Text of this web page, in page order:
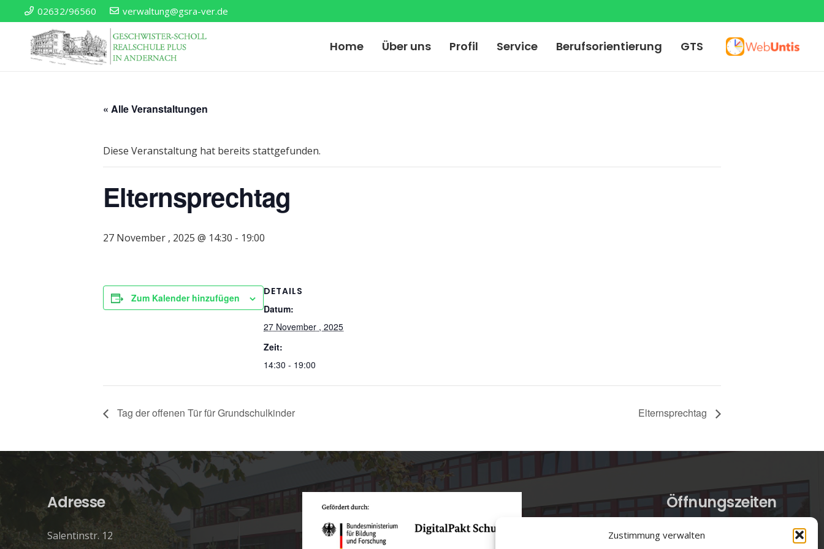
Zustimmung verwalten
02632/96560 verwaltung@gsra-ver.de
Home Über uns Profil Service Berufsorientierung GTS
« Alle Veranstaltungen
Diese Veranstaltung hat bereits stattgefunden.
Elternsprechtag
27 November , 2025 @ 14:30 - 19:00
Zum Kalender hinzufügen
DETAILS
Datum:
27 November , 2025
Zeit:
14:30 - 19:00
Tag der offenen Tür für Grundschulkinder Elternsprechtag
Adresse
Salentinstr. 12
Öffnungszeiten
verwaltung@gsra-ver.de